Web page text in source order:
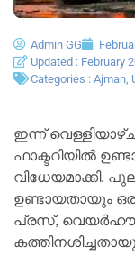
Admin GG
Updated : February
Categories : Ajman
ഇന്ന്
ഫാക്ടറിയിൽ
വിധേയമാക്കി.
ഉണ്ടായതായും
പ്രസ്,